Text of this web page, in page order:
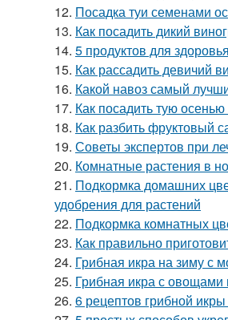
12. Посадка туи семенами
13. Как посадить дикий
14. 5 продуктов для
15. Как рассадить девичий
16. Какой навоз самый
17. Как посадить тую
18. Как разбить фруктовый
19. Советы экспертов при
20. Комнатные растения в
21. Подкормка домашних
удобрения для растений
22. Подкормка комнатных
23. Как правильно
24. Грибная икра на зиму с
25. Грибная икра с овощами
26. 6 рецептов грибной